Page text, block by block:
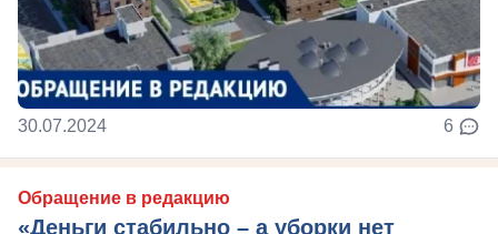
30.07.2024 6
Обращение в редакцию
«Деньги стабильно – а уборки нет